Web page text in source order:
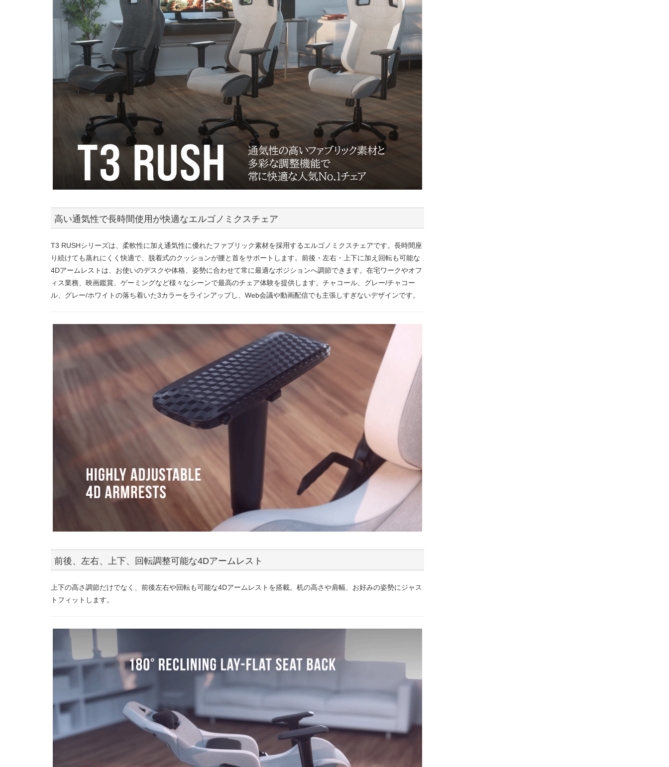
高い通気性で長時間使用が快適なエルゴノミクスチェア
T3 RUSHシリーズは、柔軟性に加え通気性に優れたファブリック素材を採用するエルゴノミクスチェアです。長時間座
り続けても蒸れにくく快適で、脱着式のクッションが腰と首をサポートします。前後・左右・上下に加え回転も可能な
4Dアームレストは、お使いのデスクや体格、姿勢に合わせて常に最適なポジションへ調節できます。在宅ワークやオフ
ィス業務、映画鑑賞、ゲーミングなど様々なシーンで最高のチェア体験を提供します。チャコール、グレー/チャコー
ル、グレー/ホワイトの落ち着いた3カラーをラインアップし、Web会議や動画配信でも主張しすぎないデザインです。
前後、左右、上下、回転調整可能な4Dアームレスト
上下の高さ調節だけでなく、前後左右や回転も可能な4Dアームレストを搭載。机の高さや肩幅、お好みの姿勢にジャス
トフィットします。